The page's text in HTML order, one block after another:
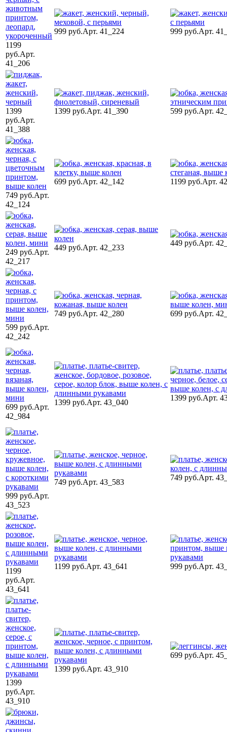
1199
руб.Арт.
41_206
999 руб.Арт. 41_224 999 руб.Арт.
1399
руб.Арт.
41_388
1399 руб.Арт. 41_390 599 руб.Арт.
749 руб.Арт.
42_124
699 руб.Арт. 42_142 1199 руб.Арт.
249 руб.Арт.
42_217
449 руб.Арт. 42_233
449 руб.Арт.
599 руб.Арт.
42_242
749 руб.Арт. 42_280 699 руб.Арт.
699 руб.Арт.
42_984
1399 руб.Арт. 43_040
1399 руб.Арт.
999 руб.Арт.
43_523
749 руб.Арт. 43_583
749 руб.Арт.
1199
руб.Арт.
43_641
1199 руб.Арт. 43_641 999 руб.Арт.
1399
руб.Арт.
43_910
1399 руб.Арт. 43_910
699 руб.Арт.